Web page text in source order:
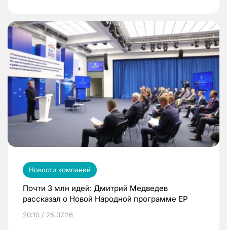
Новости компаний
Почти 3 млн идей: Дмитрий Медведев
рассказал о Новой Народной программе ЕР
20:10 / 25.07.26